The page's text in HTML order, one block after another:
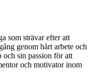
som strävar efter att
genom hårt arbete och
och sin passion för att
och motivator inom